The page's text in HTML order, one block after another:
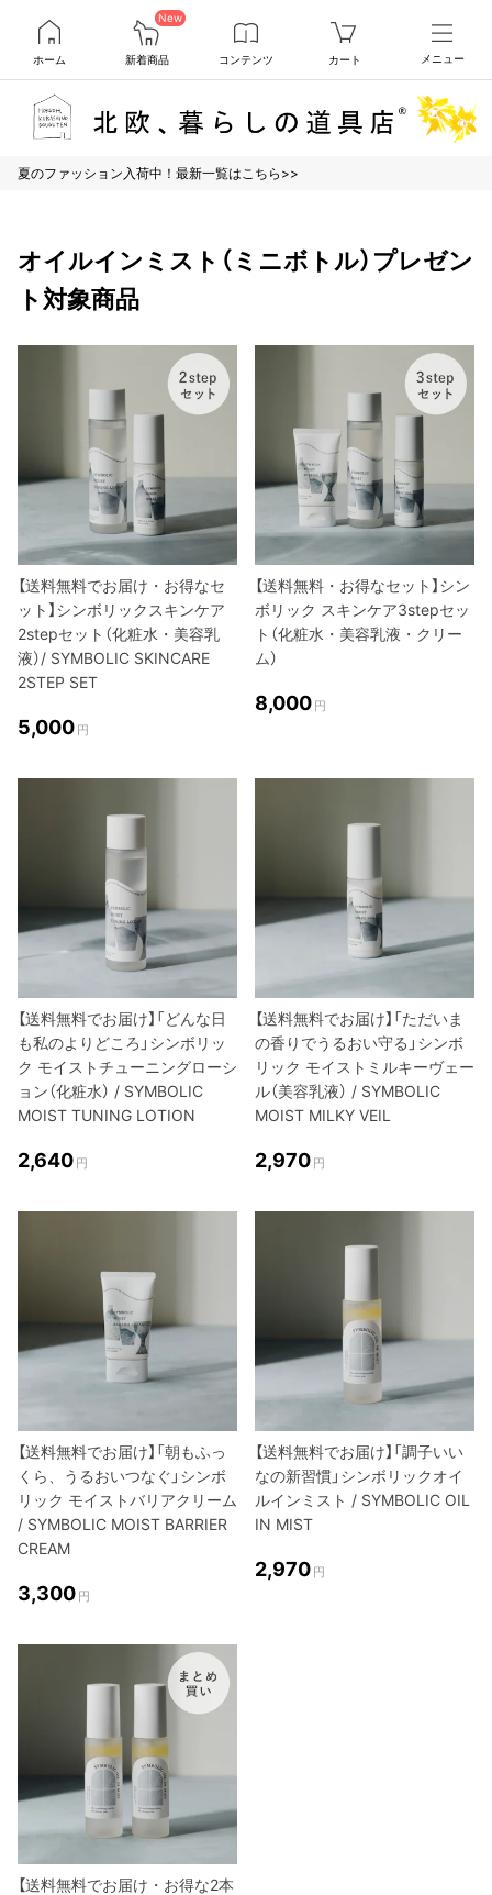
ホーム
New
新着商品 コンテンツ カート メニュー
夏のファッション入荷中！最新一覧はこちら>>
オイルインミスト（ミニボトル）プレゼン
ト対象商品
【送料無料でお届け・お得なセ
ット】シンボリックスキンケア
2stepセット（化粧水・美容乳
液）/ SYMBOLIC SKINCARE
2STEP SET
5,000 円
【送料無料・お得なセット】シン
ボリック スキンケア3stepセッ
ト（化粧水・美容乳液・クリー
ム）
8,000 円
【送料無料でお届け】「どんな日
も私のよりどころ」シンボリッ
ク モイストチューニングローシ
ョン（化粧水） / SYMBOLIC
MOIST TUNING LOTION
2,640 円
【送料無料でお届け】「ただいま
の香りでうるおい守る」シンボ
リック モイストミルキーヴェー
ル（美容乳液） / SYMBOLIC
MOIST MILKY VEIL
2,970 円
【送料無料でお届け】「朝もふっ
くら、うるおいつなぐ」シンボ
リック モイストバリアクリーム
/ SYMBOLIC MOIST BARRIER
CREAM
3,300 円
【送料無料でお届け】「調子いい
なの新習慣」シンボリックオイ
ルインミスト / SYMBOLIC OIL
IN MIST
2,970 円
【送料無料でお届け・お得な2本